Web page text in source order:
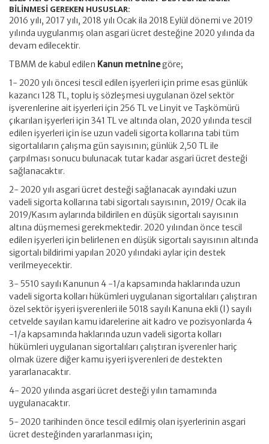
BİLİNMESİ GEREKEN HUSUSLAR:
2016 yılı, 2017 yılı, 2018 yılı Ocak ila 2018 Eylül dönemi ve 2019
yılında uygulanmış olan asgari ücret desteğine 2020 yılında da
devam edilecektir.
TBMM de kabul edilen Kanun metninegöre;
1- 2020 yılı öncesi tescil edilen işyerleri için prime esas günlük
kazancı 128 TL, toplu iş sözleşmesi uygulanan özel sektör
işverenlerine ait işyerleri için 256 TL ve Linyit ve Taşkömürü
çıkarılan işyerleri için 341 TL ve altında olan, 2020 yılında tescil
edilen işyerleri için ise uzun vadeli sigorta kollarına tabi tüm
sigortalıların çalışma gün sayısının; günlük 2,50 TL ile
çarpılması sonucu bulunacak tutar kadar asgari ücret desteği
sağlanacaktır.
2- 2020 yılı asgari ücret desteği sağlanacak ayındaki uzun
vadeli sigorta kollarına tabi sigortalı sayısının, 2019/ Ocak ila
2019/Kasım aylarında bildirilen en düşük sigortalı sayısının
altına düşmemesi gerekmektedir. 2020 yılından önce tescil
edilen işyerleri için belirlenen en düşük sigortalı sayısının altında
sigortalı bildirimi yapılan 2020 yılındaki aylar için destek
verilmeyecektir.
3- 5510 sayılı Kanunun 4 -1/a kapsamında haklarında uzun
vadeli sigorta kolları hükümleri uygulanan sigortalıları çalıştıran
özel sektör işyeri işverenleri ile 5018 sayılı Kanuna ekli (I) sayılı
cetvelde sayılan kamu idarelerine ait kadro ve pozisyonlarda 4
-1/a kapsamında haklarında uzun vadeli sigorta kolları
hükümleri uygulanan sigortalıları çalıştıran işverenler hariç
olmak üzere diğer kamu işyeri işverenleri de destekten
yararlanacaktır.
4- 2020 yılında asgari ücret desteği yılın tamamında
uygulanacaktır.
5- 2020 tarihinden önce tescil edilmiş olan işyerlerinin asgari
ücret desteğinden yararlanması için;